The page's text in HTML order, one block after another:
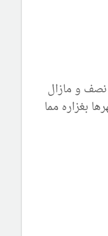
3 شهور و نصف و مازال
بغزاره مما